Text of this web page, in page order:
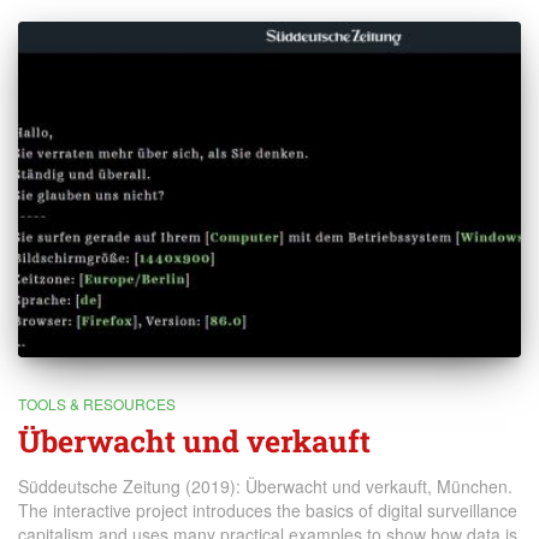
TOOLS & RESOURCES
Überwacht und verkauft
Süddeutsche Zeitung (2019): Überwacht und verkauft, München.
The interactive project introduces the basics of digital surveillance
capitalism and uses many practical examples to show how data is